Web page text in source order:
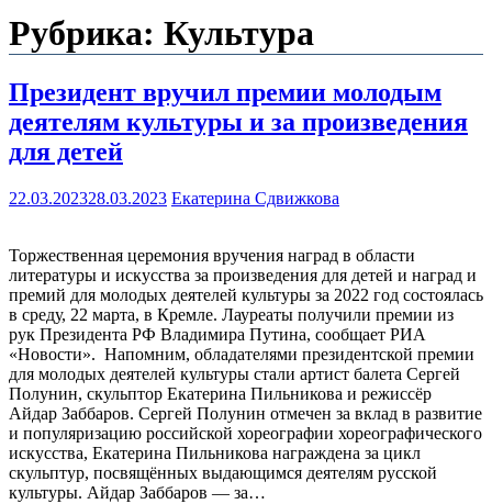
Рубрика: Культура
Президент вручил премии молодым
деятелям культуры и за произведения
для детей
22.03.202328.03.2023 Екатерина Сдвижкова
Торжественная церемония вручения наград в области
литературы и искусства за произведения для детей и наград и
премий для молодых деятелей культуры за 2022 год состоялась
в среду, 22 марта, в Кремле. Лауреаты получили премии из
рук Президента РФ Владимира Путина, сообщает РИА
«Новости». Напомним, обладателями президентской премии
для молодых деятелей культуры стали артист балета Сергей
Полунин, скульптор Екатерина Пильникова и режиссёр
Айдар Заббаров. Сергей Полунин отмечен за вклад в развитие
и популяризацию российской хореографии хореографического
искусства, Екатерина Пильникова награждена за цикл
скульптур, посвящённых выдающимся деятелям русской
культуры. Айдар Заббаров — за…